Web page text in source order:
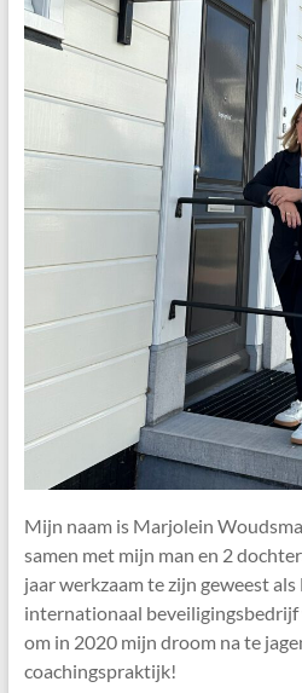
Mijn naam is Marjolein
samen met mijn man en 2
jaar werkzaam te zijn geweest
internationaal
om in 2020 mijn droom na te
coachingspraktijk!